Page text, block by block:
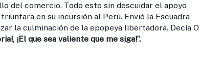
del comercio. Todo esto sin descuidar el apoyo
en su incursión al Perú. Envió la Escuadra
la culminación de la epopeya libertadora. Decía O
¡El que sea valiente que me siga!”.